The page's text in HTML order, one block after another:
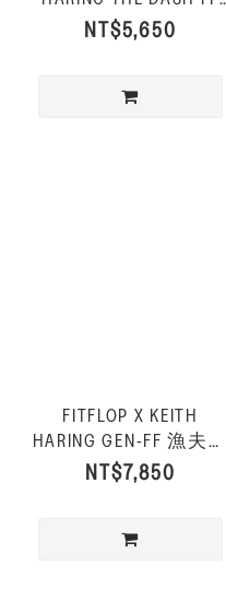
運動風休閒鞋-金屬銀
色
NT$5,650
FITFLOP X KEITH
HARING GEN-FF 漁夫後
帶涼鞋-黑色
NT$7,850